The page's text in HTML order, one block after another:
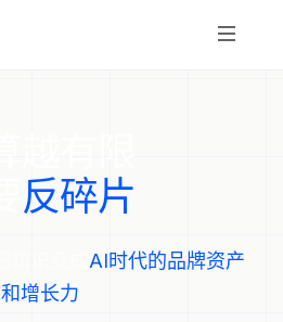
反碎片
AI时代的品牌资产
和增长力